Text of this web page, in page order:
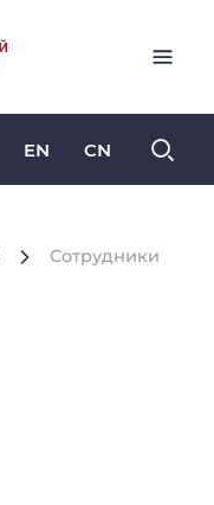
EN CN
Сотрудники